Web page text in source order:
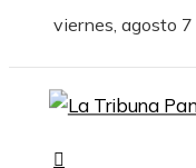
viernes, agosto 7